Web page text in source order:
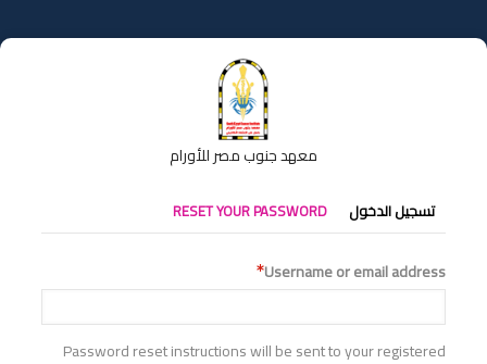
إلى
المحتوى
معهد جنوب مصر للأورام
التبويبات
الأساسية
تسجيل الدخول RESET YOUR PASSWORD
Username or email address
Password reset instructions will be sent to your registered